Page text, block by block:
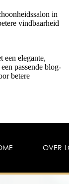
in
vindbaarheid
een elegante,
passende blog-
betere